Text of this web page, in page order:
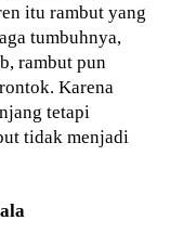
itu rambut yang
tumbuhnya,
rambut pun
Karena
tetapi
tidak menjadi